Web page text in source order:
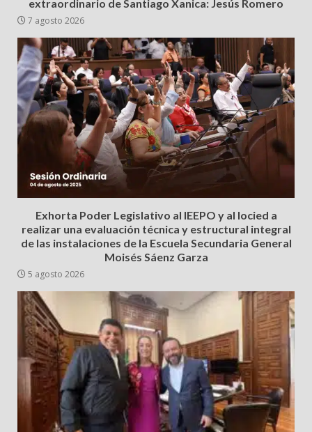
extraordinario de Santiago Xanica: Jesús Romero
7 agosto 2026
Exhorta Poder Legislativo al IEEPO y al Iocied a
realizar una evaluación técnica y estructural integral
de las instalaciones de la Escuela Secundaria General
Moisés Sáenz Garza
5 agosto 2026